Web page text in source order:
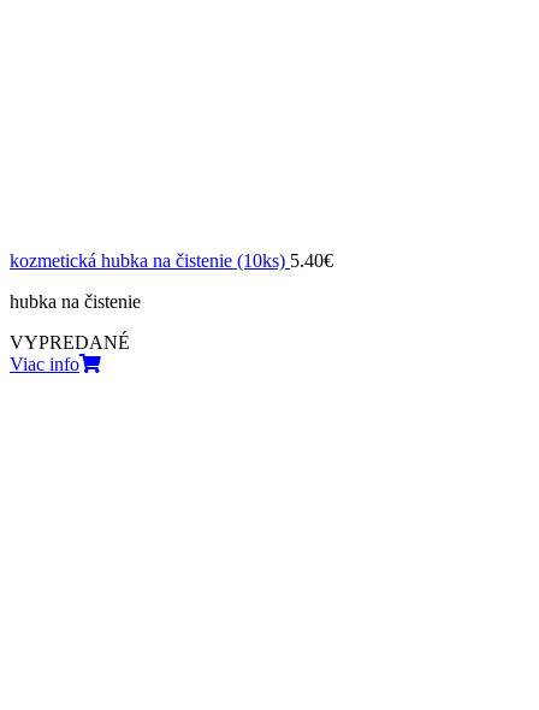
kozmetická hubka na čistenie (10ks) 5.40€
hubka na čistenie
VYPREDANÉ
Viac info